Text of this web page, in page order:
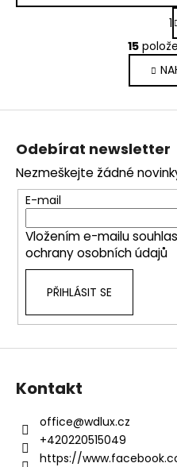
1
15
Z
Odebírat newsletter
Nezmeškejte žádné
E-mail
Vložením e-mailu
ochrany osobních údajů
PŘIHLÁSIT SE
Kontakt
office@wdlux.cz
+420220515049
https://